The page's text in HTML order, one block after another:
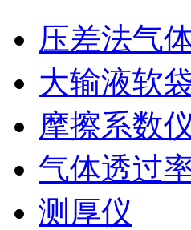
压差法气
大输液软
摩擦系数
气体透过
测厚仪